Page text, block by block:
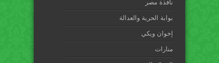
نافذة مصر
بوابة الحرية والعدالة
إخوان ويكي
منارات